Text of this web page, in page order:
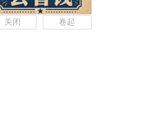
关闭 卷起